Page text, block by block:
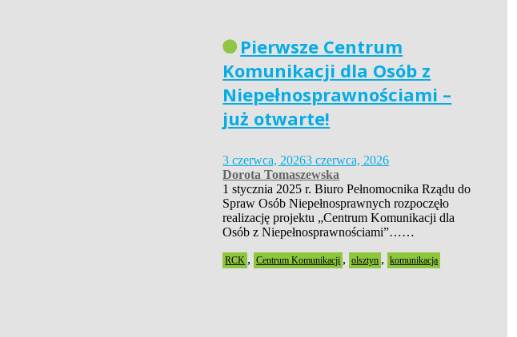
Pierwsze Centrum
Komunikacji dla Osób z
Niepełnosprawnościami –
już otwarte!
3 czerwca, 20263 czerwca, 2026
Dorota Tomaszewska
1 stycznia 2025 r. Biuro Pełnomocnika Rządu do
Spraw Osób Niepełnosprawnych rozpoczęło
realizację projektu „Centrum Komunikacji dla
Osób z Niepełnosprawnościami”……
RCK , Centrum Komunikacji , olsztyn , komunikacja